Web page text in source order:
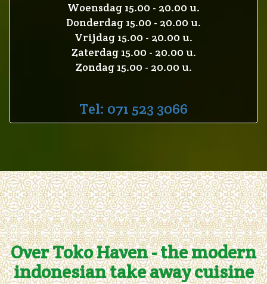
Woensdag 15.00 - 20.00 u.
Donderdag 15.00 - 20.00 u.
Vrijdag 15.00 - 20.00 u.
Zaterdag 15.00 - 20.00 u.
Zondag 15.00 - 20.00 u.
Tel: 071 523 3066
Over Toko Haven - the modern
indonesian take away cuisine